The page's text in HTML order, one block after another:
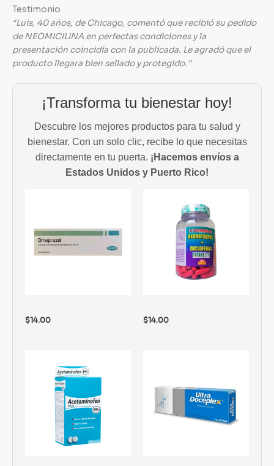
Testimonio
“Luis, 40 años, de Chicago, comentó que recibió su pedido
de NEOMICILINA en perfectas condiciones y la
presentación coincidía con la publicada. Le agradó que el
producto llegara bien sellado y protegido.”
¡Transforma tu bienestar hoy!
Descubre los mejores productos para tu salud y
bienestar. Con un solo clic, recibe lo que necesitas
directamente en tu puerta. ¡Hacemos envíos a
Estados Unidos y Puerto Rico!
$14.00 $14.00